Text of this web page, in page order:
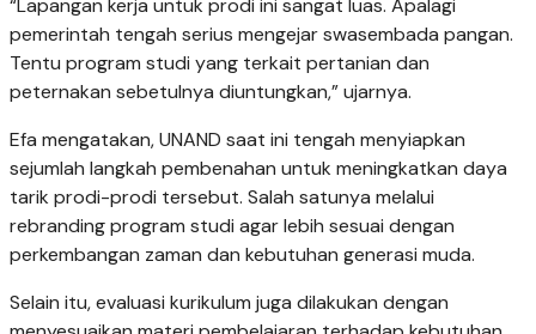
pemerintah tengah serius mengejar swasembada pangan.
Tentu program studi yang terkait pertanian dan
peternakan sebetulnya diuntungkan,” ujarnya.
Efa mengatakan, UNAND saat ini tengah menyiapkan
sejumlah langkah pembenahan untuk meningkatkan daya
tarik prodi-prodi tersebut. Salah satunya melalui
rebranding program studi agar lebih sesuai dengan
perkembangan zaman dan kebutuhan generasi muda.
Selain itu, evaluasi kurikulum juga dilakukan dengan